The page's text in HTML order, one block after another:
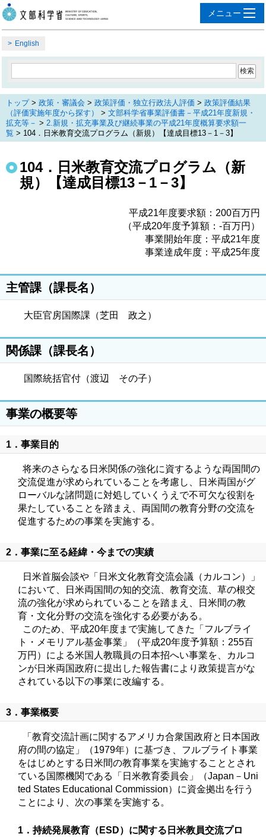
English
トップ> 政策・審議会 > 政策評価・独立行政法人評価 > 政策評価結果
（評価実施年度から探す）
> 文部科学省事業評価書－平成21年度新規・
拡充等－ > 2.新規・拡充事業及び継続事業の平成21年度概算要求額一
覧 > 104．日米教育交流プログラム（新規）【達成目標13－1－3】
104．日米教育交流プログラム（新
規）【達成目標13－1－3】
平成21年度要求額：200百万円
（平成20年度予算額：‐百万円）
事業開始年度：平成21年度
事業達成年度：平成25年度
主管課（課長名）
大臣官房国際課（芝田 政之）
関係課（課長名）
国際統括官付（渡辺 その子）
事業の概要等
1．事業目的
将来のさらなる日米関係の強化に資するような両国間の
交流促進が求められていることを考慮し、日米両国がグ
ローバルな諸問題に対処していくうえで不可欠な役割を
果たしていることを踏まえ、両国間の教育分野の交流を
促進するための事業を実施する。
2．事業に至る経緯・今までの実績
日米首脳会談や「日米文化教育交流会議（カルコン）」
において、日米両国間の知的交流、教育交流、草の根交
流の強化が求められていることを踏まえ、日米間の教
育・文化分野の交流を強化する必要がある。
このため、平成20年度まで実施してきた「フルブライ
ト・メモリアル基金事業」（平成20年度予算額：255百
万円）による米国人教職員の日本招へい事業を、カルコ
ンが日米両国政府に提出した報告書により政策提言がな
されている以下の事業に改編する。
3．事業概要
「教育交流計画に関するアメリカ合衆国政府と日本国政
府の間の協定」（1979年）に基づき、フルブライト事業
をはじめとする日米間の教育事業を実施することとされ
ている国際機関である「日米教育委員会」（Japan－Uni
ted States Educational Commission）に資金拠出を行う
ことにより、次の事業を実施する。
1．持続発展教育（ESD）に関する日米教員交流プロ